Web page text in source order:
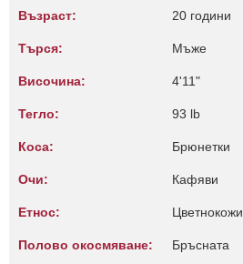
Възраст: 20 години
Търся: Мъже
Височина: 4'11"
Тегло: 93 lb
Коса: Брюнетки
Очи: Кафяви
Етнос: Цветнокожи
Полово окосмяване: Бръсната